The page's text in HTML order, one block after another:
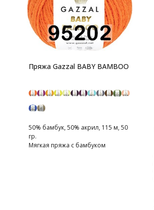
Пряжа Gazzal BABY BAMBOO
50% бамбук, 50% акрил, 115 м, 50
гр.
Мягкая пряжа с бамбуком